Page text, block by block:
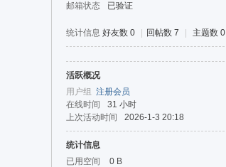
邮箱状态
已验证
统计信息 好友数 0 回帖数 7 主题数 0
活跃概况
用户组 注册会员
在线时间
31 小时
上次活动时间
2026-1-3 20:18
统计信息
已用空间
0 B